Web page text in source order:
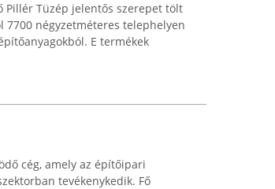
Pillér Tüzép jelentős szerepet tölt
7700 négyzetméteres telephelyen
E termékek
cég, amely az építőipari
tevékenykedik. Fő